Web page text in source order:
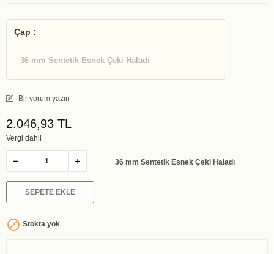
Çap :
36 mm Sentetik Esnek Çeki Haladı
Bir yorum yazın
2.046,93 TL
Vergi dahil
36 mm Sentetik Esnek Çeki Haladı
SEPETE EKLE
 Stokta yok